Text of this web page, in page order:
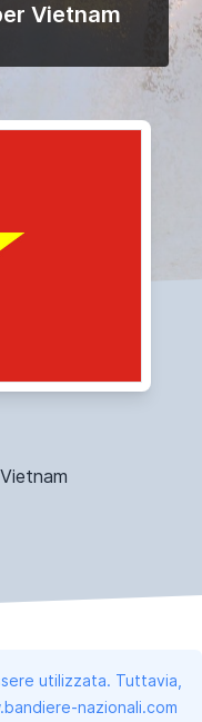
Vietnam
utilizzata. Tuttavia,
nazionali.com